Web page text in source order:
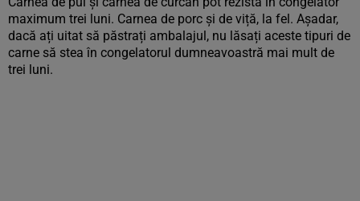
maximum trei luni. Carnea de porc și de viță, la fel. Așadar,
dacă ați uitat să păstrați ambalajul, nu lăsați aceste tipuri de
carne să stea în congelatorul dumneavoastră mai mult de
trei luni.